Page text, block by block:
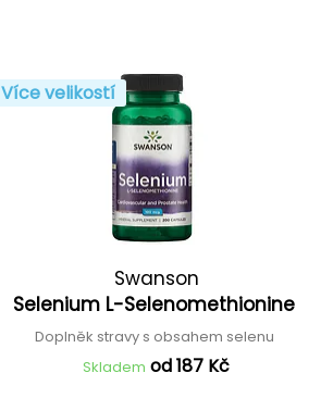
Více velikostí
Swanson
Selenium L-Selenomethionine
Doplněk stravy s obsahem selenu
Skladem od 187 Kč